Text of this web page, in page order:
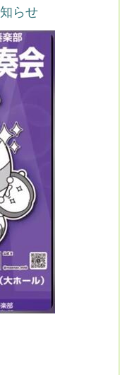
らせ